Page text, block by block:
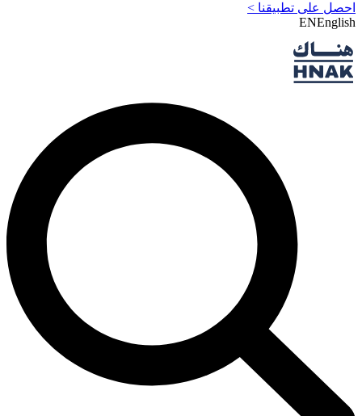
احصل على تطبيقنا >
ENEnglish